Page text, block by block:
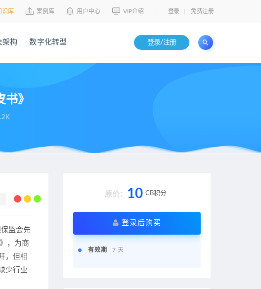
识库 案例库 用户中心 VIP介绍 登录 免费注册
架构 数字化转型 登录/注册
》
监会先
，为商
，但相
少行业
原价： 10 CB积分
登录后购买
有效期 7 天